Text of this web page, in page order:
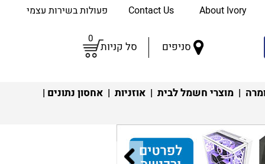
About Ivory פעולות בשירות עצמי
סניפים סל קניות
0
| מוצרי חשמל לבית | אוזניות | אחסון נתונים |